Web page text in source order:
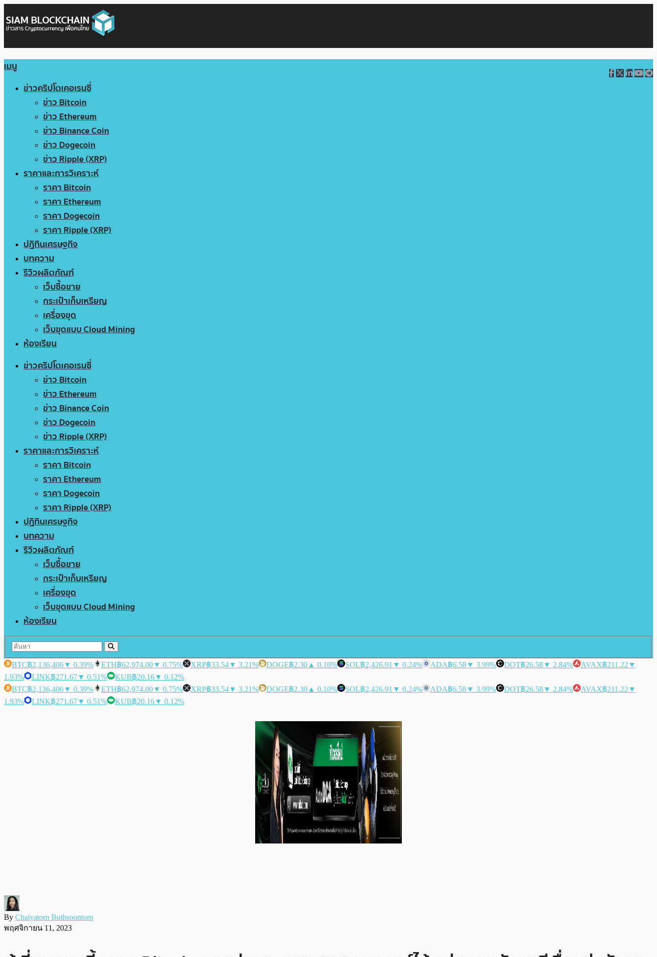
เมนู
ข่าวคริปโตเคอเรนซี่
ข่าว Bitcoin
ข่าว Ethereum
ข่าว Binance Coin
ข่าว Dogecoin
ข่าว Ripple (XRP)
ราคาและการวิเคราะห์
ราคา Bitcoin
ราคา Ethereum
ราคา Dogecoin
ราคา Ripple (XRP)
ปฏิทินเศรษฐกิจ
บทความ
รีวิวผลิตภัณฑ์
เว็บซื้อขาย
กระเป๋าเก็บเหรียญ
เครื่องขุด
เว็บขุดแบบ Cloud Mining
ห้องเรียน
ข่าวคริปโตเคอเรนซี่
ข่าว Bitcoin
ข่าว Ethereum
ข่าว Binance Coin
ข่าว Dogecoin
ข่าว Ripple (XRP)
ราคาและการวิเคราะห์
ราคา Bitcoin
ราคา Ethereum
ราคา Dogecoin
ราคา Ripple (XRP)
ปฏิทินเศรษฐกิจ
บทความ
รีวิวผลิตภัณฑ์
เว็บซื้อขาย
กระเป๋าเก็บเหรียญ
เครื่องขุด
เว็บขุดแบบ Cloud Mining
ห้องเรียน
BTC฿2,136,406▼ 0.39% ETH฿62,974.00▼ 0.75% XRP฿33.54▼ 3.21% DOGE฿2.30 ▲ 0.10% SOL฿2,426.91 ▼ 0.24% ADA฿6.58▼ 3.99% DOT฿26.58▼ 2.84% AVAX฿211.22 ▼
1.93%
LINK฿271.67▼ 0.51% KUB฿20.16▼ 0.12%
BTC฿2,136,406▼ 0.39% ETH฿62,974.00▼ 0.75% XRP฿33.54▼ 3.21% DOGE฿2.30 ▲ 0.10% SOL฿2,426.91 ▼ 0.24% ADA฿6.58▼ 3.99% DOT฿26.58▼ 2.84% AVAX฿211.22 ▼
1.93%
LINK฿271.67▼ 0.51% KUB฿20.16▼ 0.12%
By Chaiyatorn Buthsoontorn
พฤศจิกายน 11, 2023